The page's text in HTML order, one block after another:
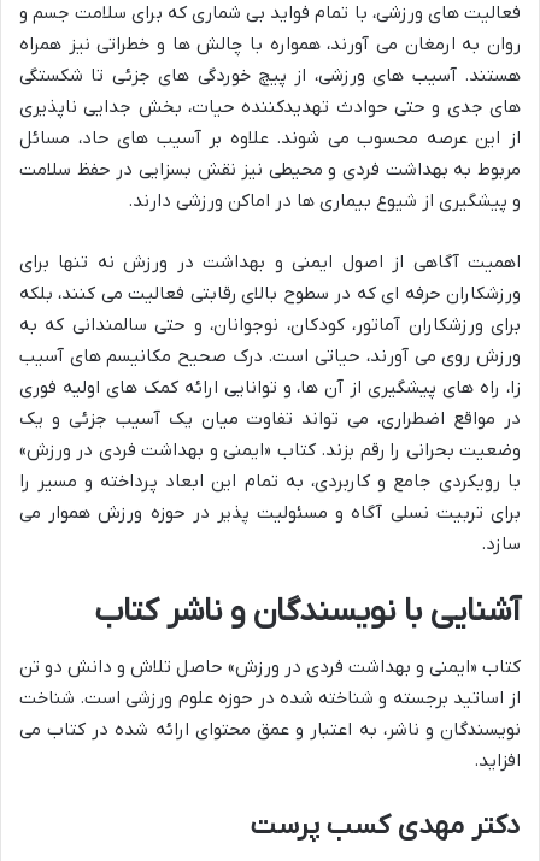
فعالیت های ورزشی، با تمام فواید بی شماری که برای سلامت جسم و
روان به ارمغان می آورند، همواره با چالش ها و خطراتی نیز همراه
هستند. آسیب های ورزشی، از پیچ خوردگی های جزئی تا شکستگی
های جدی و حتی حوادث تهدیدکننده حیات، بخش جدایی ناپذیری
از این عرصه محسوب می شوند. علاوه بر آسیب های حاد، مسائل
مربوط به بهداشت فردی و محیطی نیز نقش بسزایی در حفظ سلامت
و پیشگیری از شیوع بیماری ها در اماکن ورزشی دارند.
اهمیت آگاهی از اصول ایمنی و بهداشت در ورزش نه تنها برای
ورزشکاران حرفه ای که در سطوح بالای رقابتی فعالیت می کنند، بلکه
برای ورزشکاران آماتور، کودکان، نوجوانان، و حتی سالمندانی که به
ورزش روی می آورند، حیاتی است. درک صحیح مکانیسم های آسیب
زا، راه های پیشگیری از آن ها، و توانایی ارائه کمک های اولیه فوری
در مواقع اضطراری، می تواند تفاوت میان یک آسیب جزئی و یک
وضعیت بحرانی را رقم بزند. کتاب «ایمنی و بهداشت فردی در ورزش»
با رویکردی جامع و کاربردی، به تمام این ابعاد پرداخته و مسیر را
برای تربیت نسلی آگاه و مسئولیت پذیر در حوزه ورزش هموار می
سازد.
آشنایی با نویسندگان و ناشر کتاب
کتاب «ایمنی و بهداشت فردی در ورزش» حاصل تلاش و دانش دو تن
از اساتید برجسته و شناخته شده در حوزه علوم ورزشی است. شناخت
نویسندگان و ناشر، به اعتبار و عمق محتوای ارائه شده در کتاب می
افزاید.
دکتر مهدی کسب پرست